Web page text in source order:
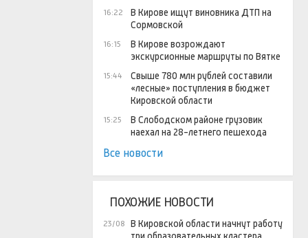
16:22
В Кирове ищут виновника ДТП на
Сормовской
16:15
В Кирове возрождают
экскурсионные маршруты по Вятке
15:44
Свыше 780 млн рублей составили
«лесные» поступления в бюджет
Кировской области
15:25
В Слободском районе грузовик
наехал на 28-летнего пешехода
Все новости
ПОХОЖИЕ НОВОСТИ
23/08
В Кировской области начнут работу